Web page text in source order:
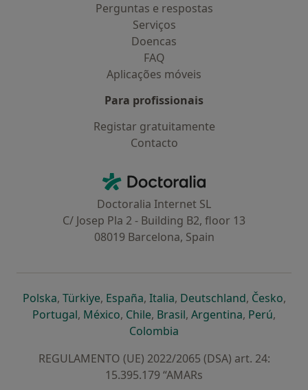
Perguntas e respostas
Serviços
Doencas
FAQ
Aplicações móveis
Para profissionais
Registar gratuitamente
Contacto
Doctoralia - Homepage
Doctoralia Internet SL
C/ Josep Pla 2 - Building B2, floor 13
08019 Barcelona, Spain
Polskaabre num novo separador
, Türkiyeabre num novo separador
, Españaabre num novo separador
, Italiaabre num novo
, Deutschlandabre num
, Česko,
Portugalabre num novo separador
, Méxicoabre num novo separador
, Chileabre num novo separador
, Brasilabre num novo
, Argentinaabre num
, Perúabre
,
Colombia
REGULAMENTO (UE) 2022/2065 (DSA) art. 24:
15.395.179 “AMARs